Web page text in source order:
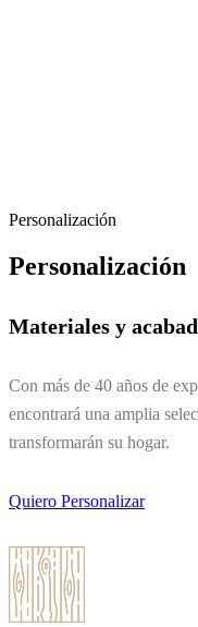
Personalización
Personalización
Materiales y
Con más de 40 años de
encontrará una amplia
transformarán su hogar.
Quiero Personalizar